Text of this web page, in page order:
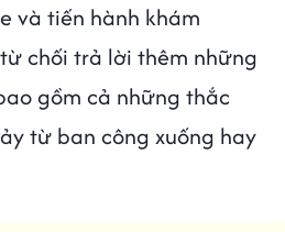
và tiến hành khám
chối trả lời thêm những
gồm cả những thắc
từ ban công xuống hay